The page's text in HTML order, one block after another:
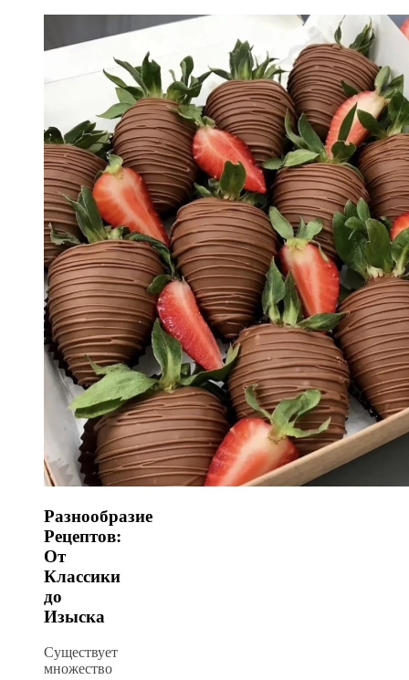
Разнообразие
Рецептов:
От
Классики
до
Изыска
Существует
множество